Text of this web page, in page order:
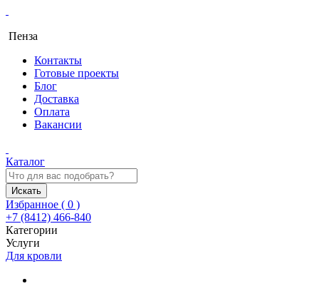
Пенза
Контакты
Готовые проекты
Блог
Доставка
Оплата
Вакансии
Каталог
Искать
Избранное ( 0 )
+7 (8412) 466-840
Категории
Услуги
Для кровли